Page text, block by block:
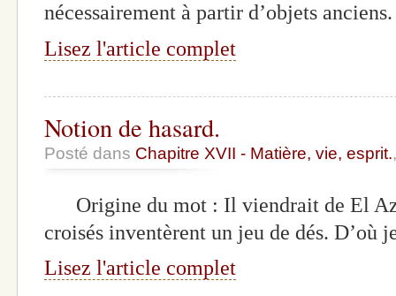
nécessairement à partir d’objets
Lisez l'article complet
Notion de hasard.
Posté dans Chapitre XVII - Matière, vie, esprit.
Origine du mot : Il viendrait de El
croisés inventèrent un jeu de dés. D’où
Lisez l'article complet